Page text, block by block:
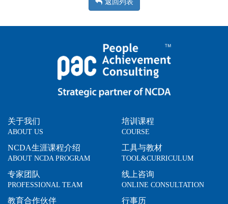
返回列表
关于我们
ABOUT US
NCDA生涯课程介绍
ABOUT NCDA PROGRAM
专家团队
PROFESSIONAL TEAM
教育合作伙伴
培训课程
COURSE
工具与教材
TOOL&CURRICULUM
线上咨询
ONLINE CONSULTATION
行事历